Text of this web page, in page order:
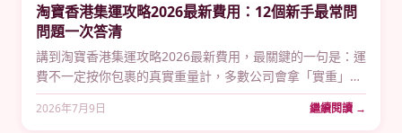
淘寶香港集運攻略2026最新費用：12個新手最常問
問題一次答清
講到淘寶香港集運攻略2026最新費用，最關鍵的一句是：運
費不一定按你包裹的真實重量計，多數公司會拿「實重」同
「體積重」兩個數鬥大，邊個大就收邊個；順豐官方集運首
公斤¥17.9、菜鳥約¥17.5，免費存倉普遍30日，而香港作為
2026年7月9日 繼續閱讀 →